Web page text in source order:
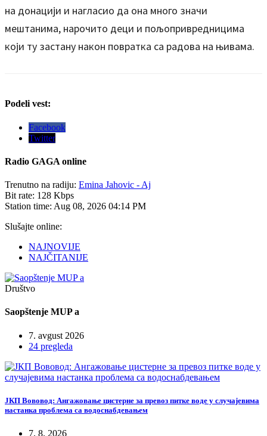
на донацији и нагласио да она много значи
мештанима, нарочито деци и пољопривредницима
који ту застану након повратка са радова на њивама.
Podeli vest:
Facebook
Twitter
Radio GAGA online
Trenutno na radiju: Emina Jahovic - Aj
Bit rate: 128 Kbps
Station time: Aug 08, 2026 04:14 PM
Slušajte online:
NAJNOVIJE
NAJČITANIJE
Društvo
Saopštenje MUP a
7. avgust 2026
24 pregleda
ЈКП Вововод: Ангажовање цистерне за превоз питке воде у случајевима
настанка проблема са водоснабдевањем
7. 8. 2026